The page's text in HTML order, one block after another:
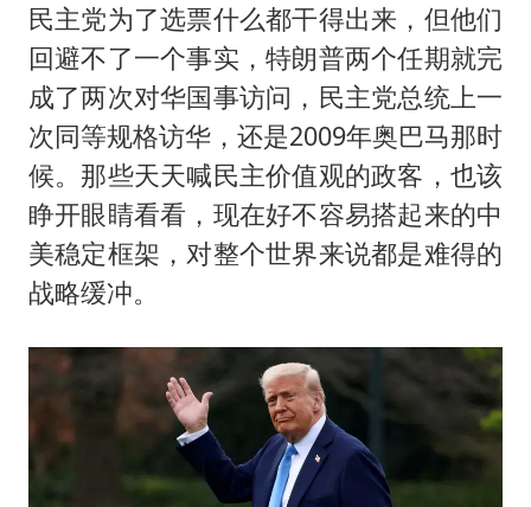
民主党为了选票什么都干得出来，但他们
回避不了一个事实，特朗普两个任期就完
成了两次对华国事访问，民主党总统上一
次同等规格访华，还是2009年奥巴马那时
候。那些天天喊民主价值观的政客，也该
睁开眼睛看看，现在好不容易搭起来的中
美稳定框架，对整个世界来说都是难得的
战略缓冲。